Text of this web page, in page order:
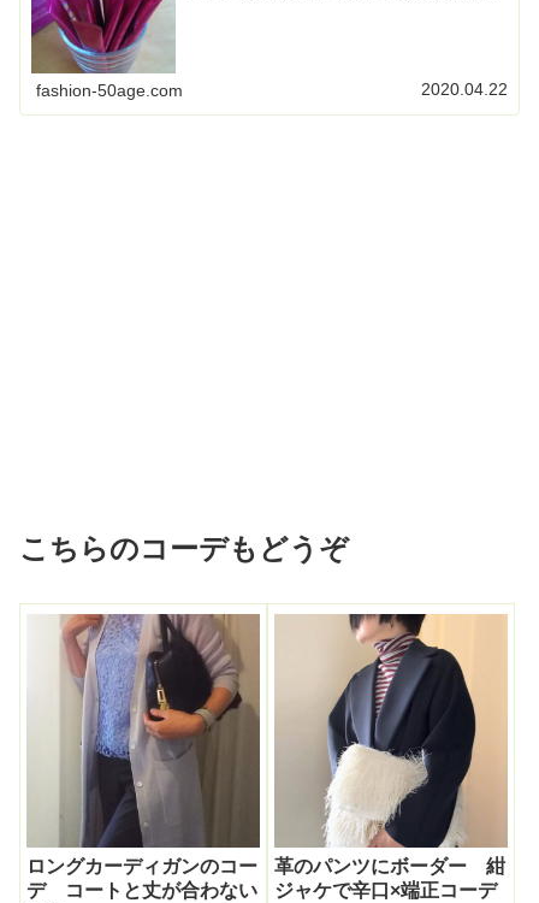
fashion-50age.com 2020.04.22
こちらのコーデもどうぞ
ロングカーディガンのコー
デ コートと丈が合わない
革のパンツにボーダー 紺
ジャケで辛口×端正コーデ